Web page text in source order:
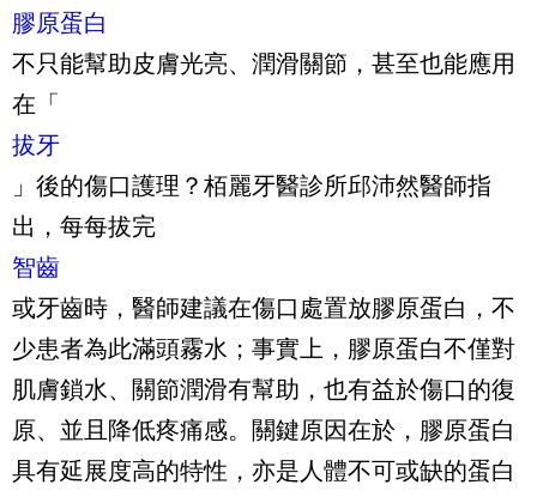
膠原蛋白
不只能幫助皮膚光亮、潤滑關節，甚至也能應用
在「
拔牙
」後的傷口護理？栢麗牙醫診所邱沛然醫師指
出，每每拔完
智齒
或牙齒時，醫師建議在傷口處置放膠原蛋白，不
少患者為此滿頭霧水；事實上，膠原蛋白不僅對
肌膚鎖水、關節潤滑有幫助，也有益於傷口的復
原、並且降低疼痛感。關鍵原因在於，膠原蛋白
具有延展度高的特性，亦是人體不可或缺的蛋白